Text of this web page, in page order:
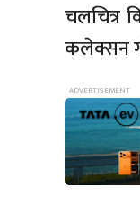
चलचित्र
कलेक्सन